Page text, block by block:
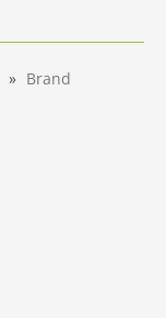
Brand